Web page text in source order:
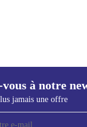
à notre
jamais une offre
de